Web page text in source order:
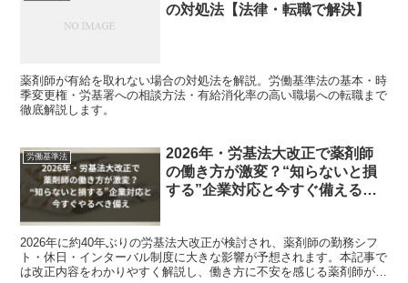
の対処法【法律・転職で解決】
薬剤師が有給を取れない場合の対処法を解説。労働基準法の基本・時
季変更権・労基署への相談方法・有給消化率の高い職場への転職まで
徹底解説します。
労働基準法
2026年・労基法大改正で薬剤師
の働き方が激変？“知らないと損
する”企業対応と今すぐ備える方
2026年に約40年ぶりの労基法大改正が検討され、薬剤師の勤務シフ
ト・休日・インターバル制度に大きな影響が予想されます。本記事で
は改正内容をわかりやすく解説し、働き方に不安を感じる薬剤師が今